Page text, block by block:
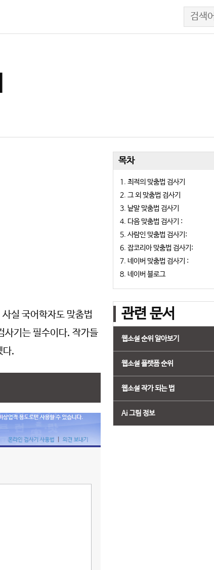
Search
실 국어학자도 맞춤법
사기는 필수이다. 작가들
다.
목차
최적의 맞춤법 검사기
그 외 맞춤법 검사기
낱말 맞춤법 검사기
다음 맞춤법 검사기 :
사람인 맞춤법 검사기:
잡코리아 맞춤법 검사기:
네이버 맞춤법 검사기 :
네이버 블로그
관련 문서
웹소설 순위 알아보기
웹소설 플랫폼 순위
웹소설 작가 되는 법
Ai 그림 정보